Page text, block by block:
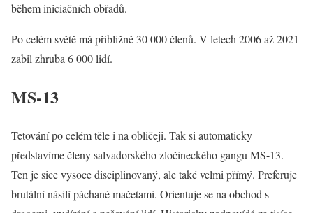
během iniciačních obřadů.
Po celém světě má přibližně 30 000 členů. V letech 2006 až 2021
zabil zhruba 6 000 lidí.
MS-13
Tetování po celém těle i na obličeji. Tak si automaticky
představíme členy salvadorského zločineckého gangu MS-13.
Ten je sice vysoce disciplinovaný, ale také velmi přímý. Preferuje
brutální násilí páchané mačetami. Orientuje se na obchod s